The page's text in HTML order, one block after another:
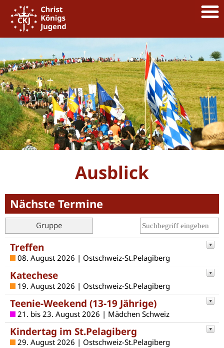
Ausblick
Nächste Termine
Gruppe
Treffen
08. August 2026 | Ostschweiz-St.Pelagiberg
Katechese
19. August 2026 | Ostschweiz-St.Pelagiberg
Teenie-Weekend (13-19 Jährige)
21. bis 23. August 2026 | Mädchen Schweiz
Kindertag im St.Pelagiberg
29. August 2026 | Ostschweiz-St.Pelagiberg